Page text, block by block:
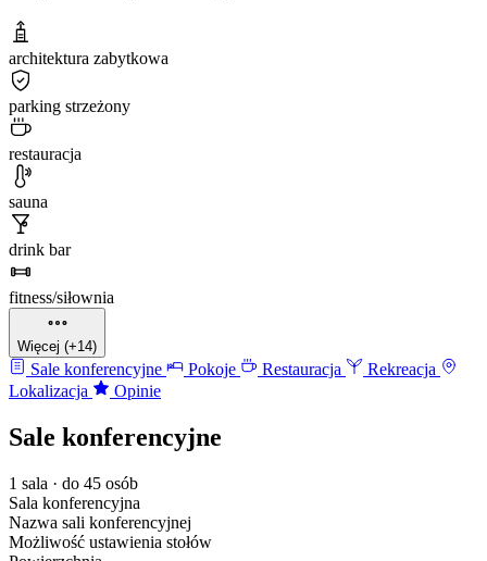
architektura zabytkowa
parking strzeżony
restauracja
sauna
drink bar
fitness/siłownia
Więcej (+14)
Sale konferencyjne Pokoje Restauracja
Rekreacja
Lokalizacja
Opinie
Sale konferencyjne
1 sala · do 45 osób
Sala konferencyjna
Nazwa sali konferencyjnej
Możliwość ustawienia stołów